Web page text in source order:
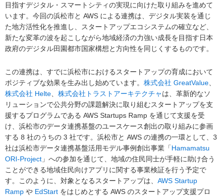
目指すデジタル・スマートシティの実現に向けた取り組みを進めて
います。今回の浜松市と AWS による連携は、デジタル実装を通じ
た地方活性化を推進し、スタートアップエコシステムの確立など、
新たな変革の波を起こしながら地域経済の力強い成長を目指す日本
政府のデジタル田園都市国家構想と方向性を同じくするものです。
この連携は、すでに浜松市におけるスタートアップの育成において
ポジティブな効果を生み出し始めています。 株式会社 GreatValue
株式会社 Helte
株式会社トラストアーキテクチャは、革新的なソ
リューションで公共分野の課題解決に取り組むスタートアップを支
援するプログラムである AWS Startups Ramp を通じて支援を受
け、浜松市のデータ連携基盤のユースケース創出の取り組みに参画
する 8 社のうちの 3 社です。浜松市と AWS の連携の一環として、3
社は浜松市データ連携基盤活用モデル事例創出事業「Hamamatsu
ORI-Project 」への参加を通じて、地域の住民同士が手軽に助け合う
ことができる地域住民向けアプリに関する事業検証を行う予定で
す。このように、対象となるスタートアップは、 AWS Startup
Ramp や EdStart をはじめとする AWS のスタートアップ支援プロ